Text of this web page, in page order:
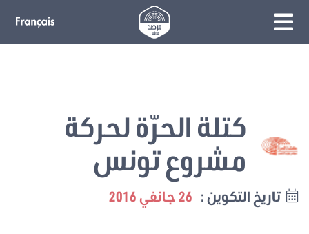
كتلة الحرّة لحركة
مشروع تونس
تاريخ التكوين : 26 جانفي 2016